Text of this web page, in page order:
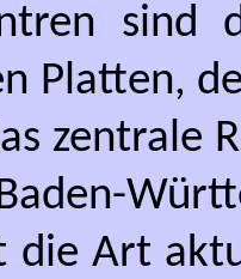
Platten,
zentrale
die Art